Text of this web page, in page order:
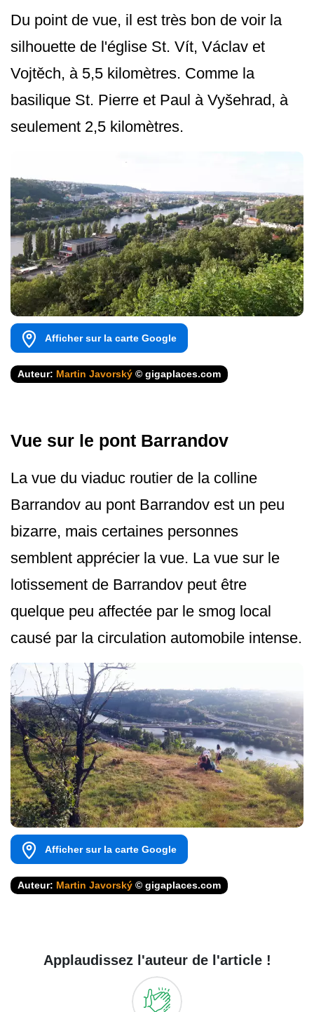
Du point de vue, il est très bon de voir la
silhouette de l'église St. Vít, Václav et
Vojtěch, à 5,5 kilomètres. Comme la
basilique St. Pierre et Paul à Vyšehrad, à
seulement 2,5 kilomètres.
Afficher sur la carte Google
Auteur: Martin Javorský © gigaplaces.com
Vue sur le pont Barrandov
La vue du viaduc routier de la colline
Barrandov au pont Barrandov est un peu
bizarre, mais certaines personnes
semblent apprécier la vue. La vue sur le
lotissement de Barrandov peut être
quelque peu affectée par le smog local
causé par la circulation automobile intense.
Afficher sur la carte Google
Auteur: Martin Javorský © gigaplaces.com
Applaudissez l'auteur de l'article !